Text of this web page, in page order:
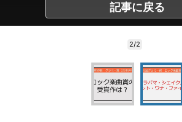
記事に戻る
2/2